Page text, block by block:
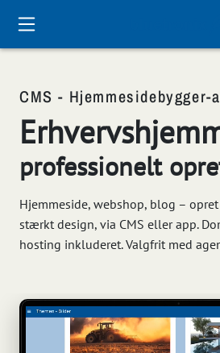
CMS - Hjemmesidebygger-
professionelt
Hjemmeside, webshop, blog –
stærkt design, via CMS eller app.
hosting inkluderet. Valgfrit med